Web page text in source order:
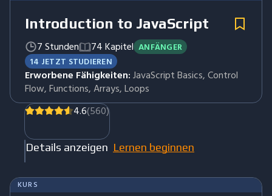
Introduction to JavaScript
7 Stunden 74 Kapitel ANFÄNGER
14 JETZT STUDIEREN
Erworbene Fähigkeiten:JavaScript Basics, Control
Flow, Functions, Arrays, Loops
4.6(560)
Details anzeigen Lernen beginnen
KURS